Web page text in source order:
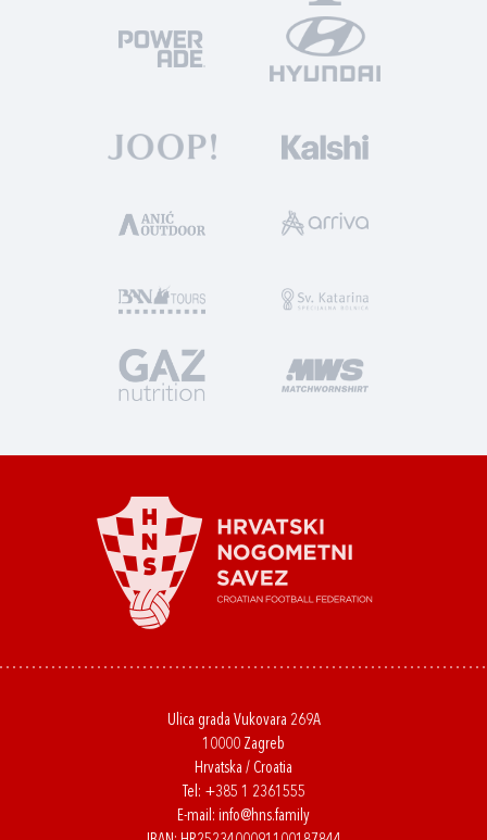
Ulica grada Vukovara 269A
10000 Zagreb
Hrvatska / Croatia
Tel: +385 1 2361555
E-mail: info@hns.family